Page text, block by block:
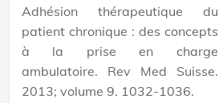
Adhésion thérapeutique du
patient chronique : des concepts
à la prise en charge
ambulatoire. Rev Med Suisse.
2013; volume 9. 1032-1036.